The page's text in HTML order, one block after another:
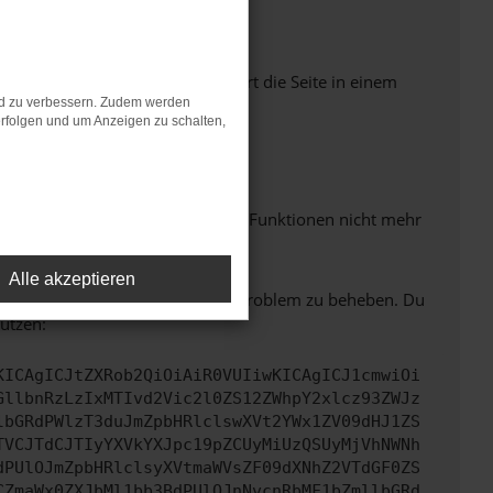
Seiten verhindern. Funktioniert die Seite in einem
dazu führen, dass bestimmte Funktionen nicht mehr
Wir werden versuchen, das Problem zu beheben. Du
zu verbessern. Zudem werden
und um Anzeigen zu schalten,
Alle akzeptieren